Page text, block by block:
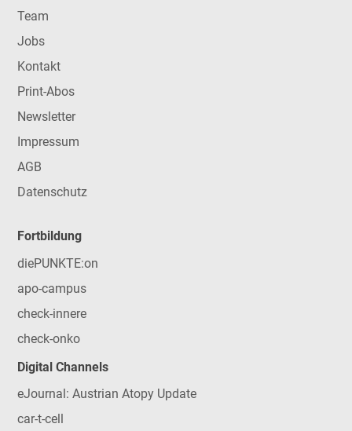
Team
Jobs
Kontakt
Print-Abos
Newsletter
Impressum
AGB
Datenschutz
Fortbildung
diePUNKTE:on
apo-campus
check-innere
check-onko
Digital Channels
eJournal: Austrian Atopy Update
car-t-cell